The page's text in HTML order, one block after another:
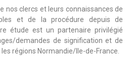
nos clercs et leurs connaissances de
et de la procédure depuis de
étude est un partenaire privilégié
demandes de signification et de
régions Normandie/Ile-de-France.